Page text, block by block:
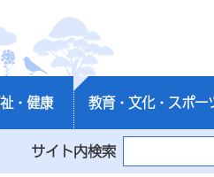
・健康 教育・文化・スポー
サイト内検索